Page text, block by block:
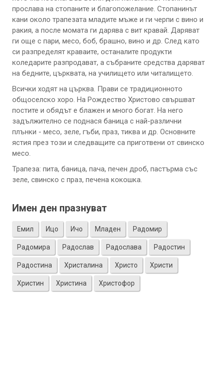
прослава на стопаните и благопожелание. Стопанинът
кани около трапезата младите мъже и ги черпи с вино и
ракия, а после момата ги дарява с вит кравай. Даряват
ги още с пари, месо, боб, брашно, вино и др. След като
си разпределят краваите, останалите продукти
коледарите разпродават, а събраните средства даряват
на бедните, църквата, на училището или читалището.
Всички ходят на църква. Прави се традиционното
общоселско хоро. На Рождество Христово свършват
постите и обядът е блажен и много богат. На него
задължително се поднася баница с най-различни
плънки - месо, зеле, гъби, праз, тиква и др. Основните
ястия през този и следващите са приготвени от свинско
месо.
Трапеза: пита, баница, пача, печен дроб, пастърма със
зеле, свинско с праз, печена кокошка.
Имен ден празнуват
Емил Ицо Ичо Младен Радомир
Радомира Радослав Радослава Радостин
Радостина Христалина Христо Христи
Христин Христина Христофор